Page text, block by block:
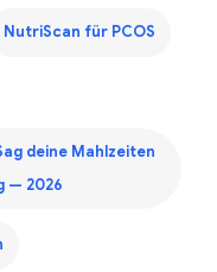
NutriScan für PCOS
deine Mahlzeiten
— 2026